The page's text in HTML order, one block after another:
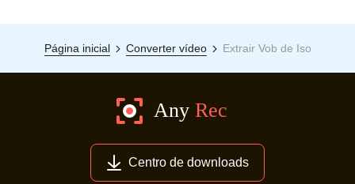
Página inicial Converter vídeo Extrair Vob de Iso
Centro de downloads